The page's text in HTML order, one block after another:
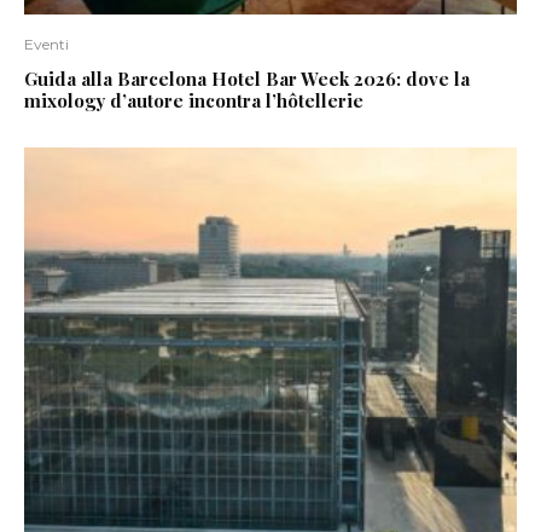
Eventi
Guida alla Barcelona Hotel Bar Week 2026: dove la
mixology d’autore incontra l’hôtellerie